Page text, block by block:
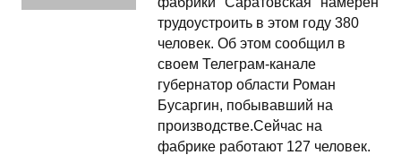
трудоустроить в этом году 380
человек. Об этом сообщил в
своем Телеграм-канале
губернатор области Роман
Бусаргин, побывавший на
производстве.Сейчас на
фабрике работают 127 человек.